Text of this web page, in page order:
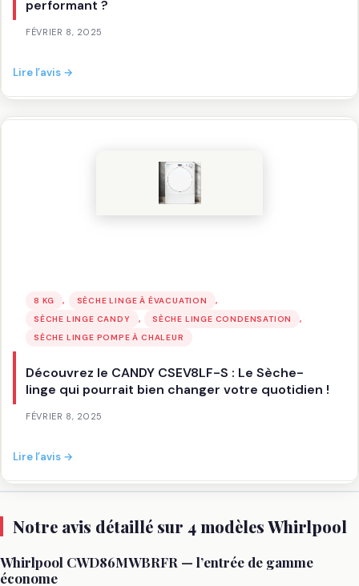
performant ?
FÉVRIER 8, 2025
Lire l’avis →
:
8 KG , SÈCHE LINGE À ÉVACUATION ,
SÈCHE LINGE CANDY , SÈCHE LINGE CONDENSATION ,
SÈCHE LINGE POMPE À CHALEUR
Découvrez le CANDY CSEV8LF-S : Le Sèche-
linge qui pourrait bien changer votre quotidien !
FÉVRIER 8, 2025
Lire l’avis →
le
CSEV8LF-
:
Notre avis détaillé sur 4 modèles Whirlpool
Whirlpool CWD86MWBRFR — l’entrée de gamme
économe